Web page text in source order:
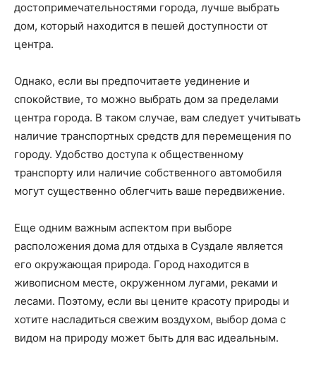
достопримечательностями города, лучше выбрать
дом, который находится в пешей доступности от
центра.
Однако, если вы предпочитаете уединение и
спокойствие, то можно выбрать дом за пределами
центра города. В таком случае, вам следует учитывать
наличие транспортных средств для перемещения по
городу. Удобство доступа к общественному
транспорту или наличие собственного автомобиля
могут существенно облегчить ваше передвижение.
Еще одним важным аспектом при выборе
расположения дома для отдыха в Суздале является
его окружающая природа. Город находится в
живописном месте, окруженном лугами, реками и
лесами. Поэтому, если вы цените красоту природы и
хотите насладиться свежим воздухом, выбор дома с
видом на природу может быть для вас идеальным.